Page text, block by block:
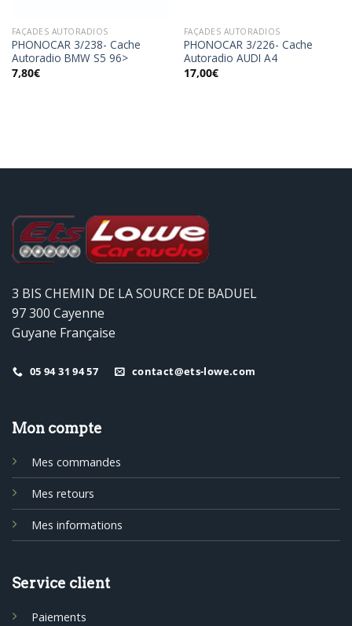
FAÇADES AUTORADIOS
PHONOCAR 3/238- Cache
Autoradio BMW S5 96>
7,80€
FAÇADES AUTORADIOS
PHONOCAR 3/226- Cache
Autoradio AUDI A4
17,00€
3 BIS CHEMIN DE LA SOURCE DE BADUEL
97 300 Cayenne
Guyane Française
05 94 31 94 57 contact@ets-lowe.com
Mon compte
Mes commandes
Mes retours
Mes informations
Service client
Paiements